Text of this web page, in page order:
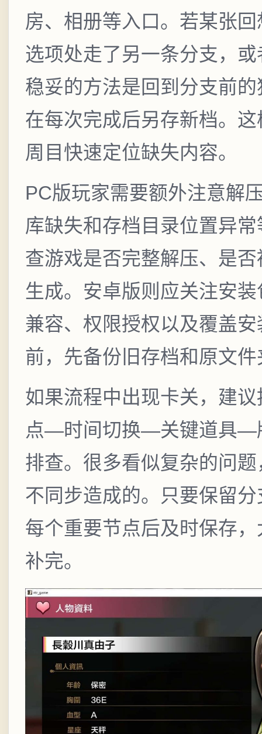
房、相册等入口。若某张
选项处走了另一条分支，
稳妥的方法是回到分支前
在每次完成后另存新档。
周目快速定位缺失内容。
PC版玩家需要额外注意解
库缺失和存档目录位置异
查游戏是否完整解压、是
生成。安卓版则应关注安
兼容、权限授权以及覆盖
前，先备份旧存档和原文
如果流程中出现卡关，建
点—时间切换—关键道具—
排查。很多看似复杂的问
不同步造成的。只要保留
每个重要节点后及时保存
补完。